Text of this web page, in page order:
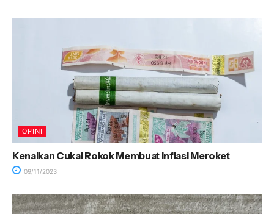
OPINI
Kenaikan Cukai Rokok Membuat Inflasi Meroket
09/11/2023